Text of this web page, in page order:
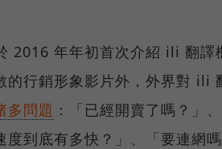
2016 年年初首次介紹 ili 翻譯
的行銷形象影片外，外界對 ili
多問題 ：「已經開賣了嗎？」
度到底有多快？」、「要連網